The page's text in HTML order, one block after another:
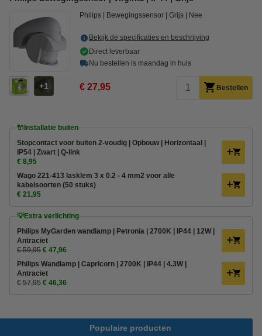
1
Philips Bewegingssensor Grijs Nee
Bekijk de specificaties en beschrijving
Direct leverbaar
Nu bestellen is maandag in huis
€ 27,95 Bestellen
🔌Installatie buiten
Stopcontact voor buiten 2-voudig | Opbouw | Horizontaal |
IP54 | Zwart | Q-link
€ 8,95
Wago 221-413 lasklem 3 x 0.2 - 4 mm2 voor alle
kabelsoorten (50 stuks)
€ 21,95
💡Extra verlichting
Philips MyGarden wandlamp | Petronia | 2700K | IP44 | 12W |
Antraciet
€ 59,95 € 47,96
Philips Wandlamp | Capricorn | 2700K | IP44 | 4.3W |
Antraciet
€ 57,95 € 46,36
Populaire producten